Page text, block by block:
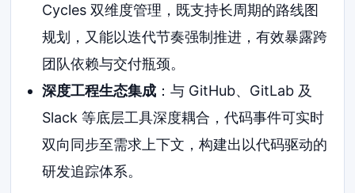
Cycles 双维度管理，既支持长周期的路线图
规划，又能以迭代节奏强制推进，有效暴露跨
团队依赖与交付瓶颈。
深度工程生态集成：与 GitHub、GitLab 及
Slack 等底层工具深度耦合，代码事件可实时
双向同步至需求上下文，构建出以代码驱动的
研发追踪体系。